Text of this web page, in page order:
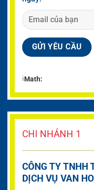
ℹMath:
CHI NHÁNH 1
CÔNG TY TNHH
DỊCH VỤ VAN